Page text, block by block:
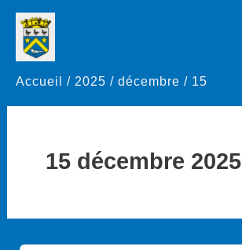
Aller
contenu
Accueil 2025 décembre 15
15 décembre 2025